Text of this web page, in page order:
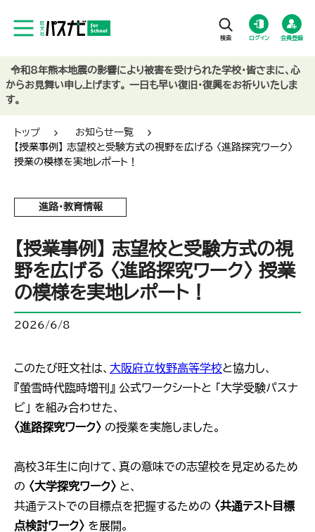
ログイン 会員登録
トップ
お知らせ一覧
【授業事例】 志望校と受験方式の視野を広げる 〈進路探究ワーク〉
授業の模様を実地レポート！
進路・教育情報
【授業事例】 志望校と受験方式の視
野を広げる 〈進路探究ワーク〉 授業
の模様を実地レポート！
2026/6/8
このたび旺文社は、 大阪府立牧野高等学校と協力し、
『螢雪時代臨時増刊』 公式ワークシートと 「大学受験パスナ
ビ」 を組み合わせた、
〈進路探究ワーク〉 の授業を実施しました。
高校3年生に向けて、真の意味での志望校を見定めるため
の 〈大学探究ワーク〉 と、
共通テストでの目標点を把握するための 〈共通テスト目標
点検討ワーク〉 を展開。
令和8年熊本地震の影響により被害を受けられた学校・皆さまに、心
からお見舞い申し上げます。 一日も早い復旧・復興をお祈りいたしま
す。